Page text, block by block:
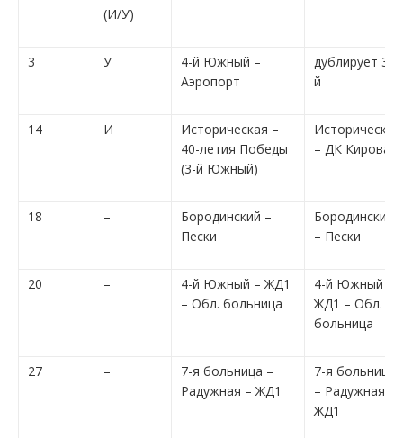
(И/У)
3 У
4-й Южный –
Аэропорт
дублирует 37-
й
14 И
Историческая –
40-летия Победы
(3-й Южный)
Историческая
– ДК Кирова
18 –
Бородинский –
Пески
Бородинский
– Пески
20 –
4-й Южный – ЖД1
– Обл. больница
4-й Южный –
ЖД1 – Обл.
больница
27 –
7-я больница –
Радужная – ЖД1
7-я больница
– Радужная –
ЖД1